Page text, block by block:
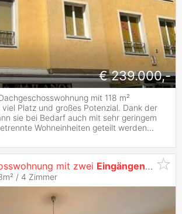
€ 239.000,-
mit 118 m²
Platz und großes Potenzial. Dank der
sie bei Bedarf auch mit sehr geringem
Wohneinheiten geteilt werden...
mit zwei Eingängen- ideal
/ 4 Zimmer